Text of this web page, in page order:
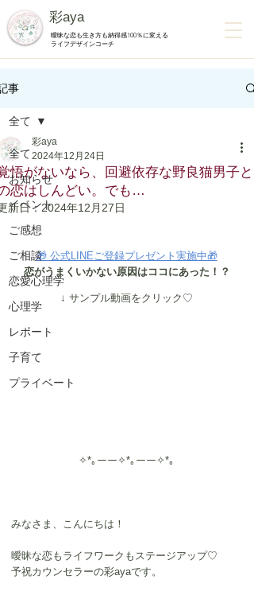
彩aya
曖昧な恋も生き方も納得感100％に変える
ライフデザインコーチ
事
全て
お知らせ
イベント
ご感想
ご相談
恋愛心理学
心理学
レポート
子育て
プライベート
全て
悟がないなら、回避依存な野良猫男子と
恋はしんどい。でも…
彩aya
2024年12月24日
新日：2024年12月27日
🎁 公式LINEご登録プレゼント実施中🎁
恋がうまくいかない原因はココにあった！？
↓ サンプル動画をクリック♡
✧*｡ーー✧*｡ーー✧*｡
みなさま、こんにちは！
曖昧な恋もライフワークもステージアップ♡
予祝カウンセラーの彩ayaです。